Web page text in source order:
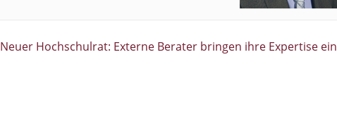
Neuer Hochschulrat: Externe Berater bringen ihre Expertise ein